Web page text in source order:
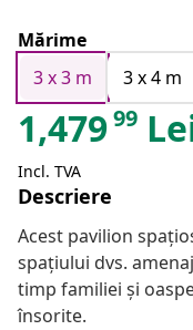
Mărime
3 x 3 m
3 x 4 m
1,47999
Incl. TVA
Descriere
Acest pavilion
spațiului dvs.
timp familiei și
însorite.